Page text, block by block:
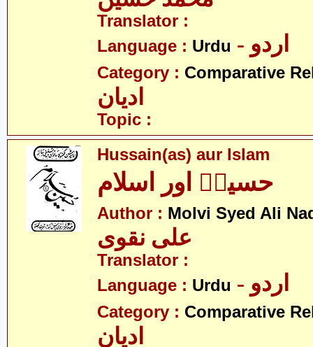
Translator :
Language : Urdu - اردو
Category : Comparative
ادیان
Topic :
Hussain(as) aur Islam
حسینؑ اور اسلام
Author : Molvi Syed Ali
علی نقوی
Translator :
Language : Urdu - اردو
Category : Comparative
ادیان